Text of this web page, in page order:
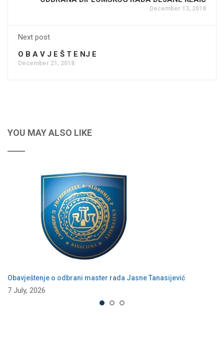
December 13, 2018
Next post
O B A V J E Š T E NJ E
December 21, 2018
YOU MAY ALSO LIKE
Obavještenje o odbrani master rada Jasne Tanasijević
7 July, 2026